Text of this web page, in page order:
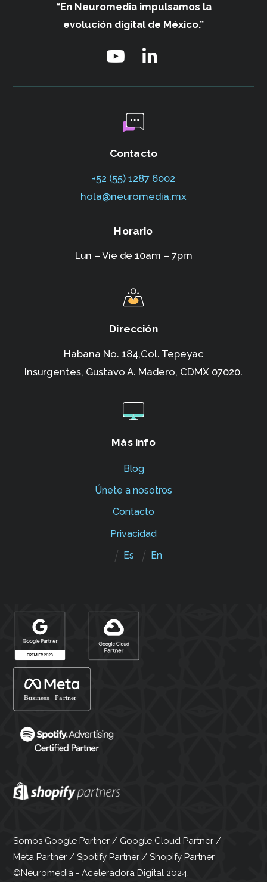
“En Neuromedia impulsamos la
evolución digital de México.”
Contacto
+52 (55) 1287 6002‬
hola@neuromedia.mx
Horario
Lun – Vie de 10am – 7pm
Dirección
Habana No. 184,Col. Tepeyac
Insurgentes, Gustavo A. Madero, CDMX 07020.
Más info
Blog
Únete a nosotros
Contacto
Privacidad
Es
En
Somos Google Partner / Google Cloud Partner /
Meta Partner / Spotify Partner / Shopify Partner
©Neuromedia - Aceleradora Digital 2024.